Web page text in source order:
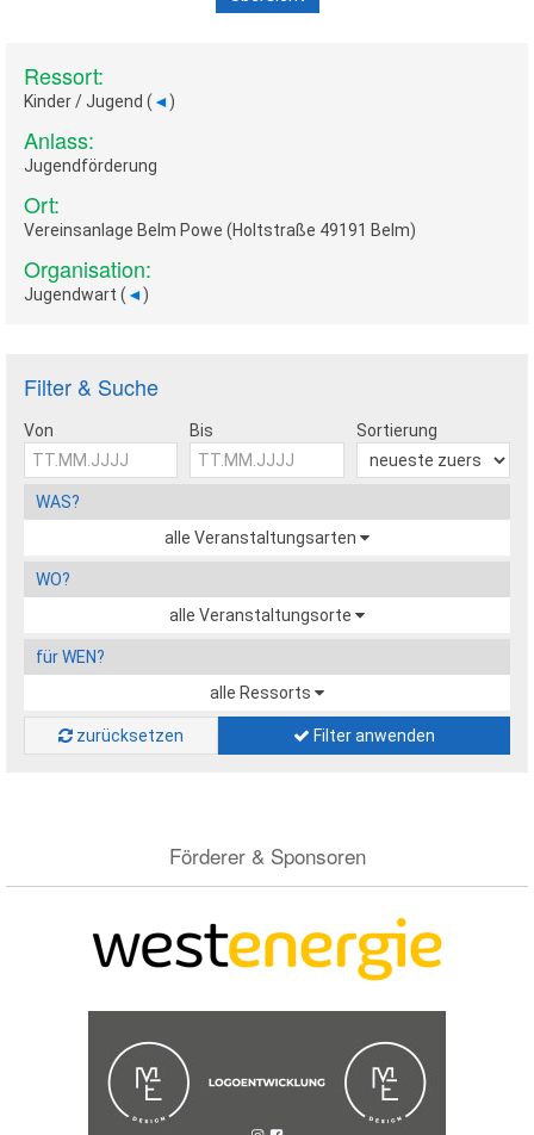
Ressort:
Kinder / Jugend ( ◄)
Anlass:
Jugendförderung
Ort:
Vereinsanlage Belm Powe (Holtstraße 49191 Belm)
Organisation:
Jugendwart ( ◄)
Filter & Suche
Von Bis Sortierung
WAS?
alle Veranstaltungsarten
WO?
alle Veranstaltungsorte
für WEN?
alle Ressorts
zurücksetzen Filter anwenden
Förderer & Sponsoren